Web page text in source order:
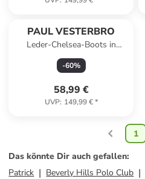
PAUL VESTERBRO
Leder-Chelsea-Boots in
Schwarz
-60%
58,99 €
UVP: 149,99 €*
1
Das könnte Dir auch gefallen:
Patrick
Beverly Hills Polo Club